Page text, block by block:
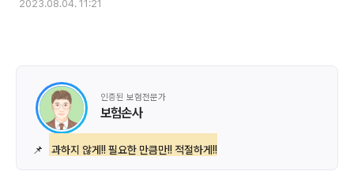
2023.08.04. 11:21
인증된 보험전문가
보험손사
📌 과하지 않게!! 필요한 만큼만!! 적절하게!!